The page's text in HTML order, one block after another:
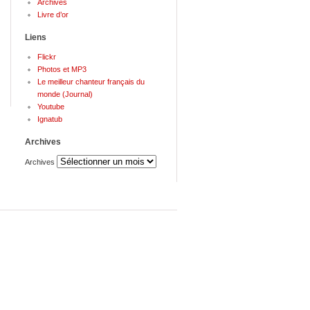
Archives
Livre d’or
Liens
Flickr
Photos et MP3
Le meilleur chanteur français du
monde (Journal)
Youtube
Ignatub
Archives
Archives